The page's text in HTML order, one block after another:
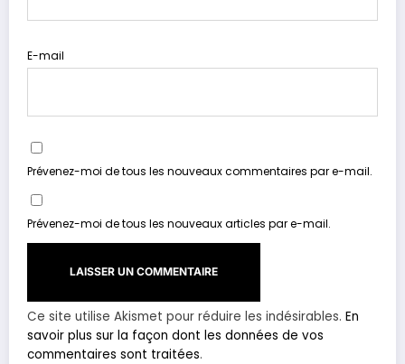
E-mail
Prévenez-moi de tous les nouveaux commentaires par e-mail.
Prévenez-moi de tous les nouveaux articles par e-mail.
Ce site utilise Akismet pour réduire les indésirables. En
savoir plus sur la façon dont les données de vos
commentaires sont traitées.